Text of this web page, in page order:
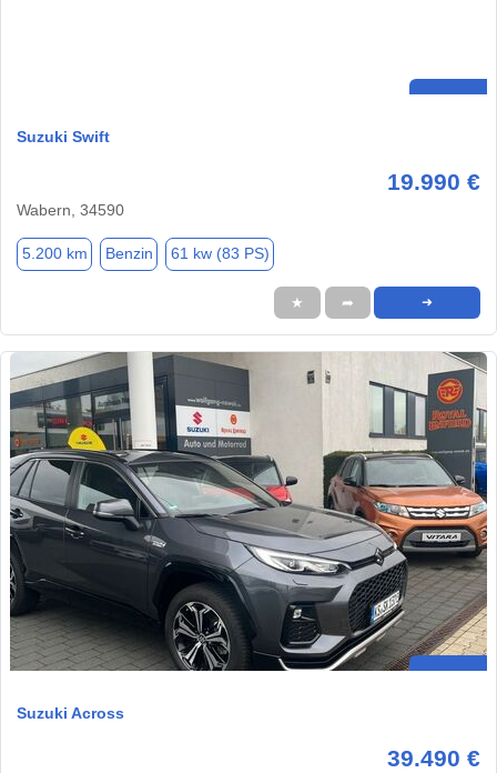
Suzuki Swift
19.990 €
Wabern, 34590
5.200 km Benzin 61 kw (83 PS)
★ ➦ ➜
Suzuki Across
39.490 €